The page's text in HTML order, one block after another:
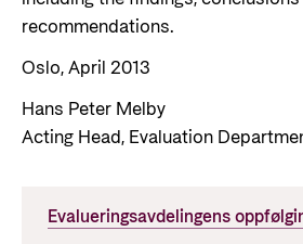
recommendations.
Oslo, April 2013
Hans Peter Melby
Acting Head, Evaluation
Evalueringsavdelingens